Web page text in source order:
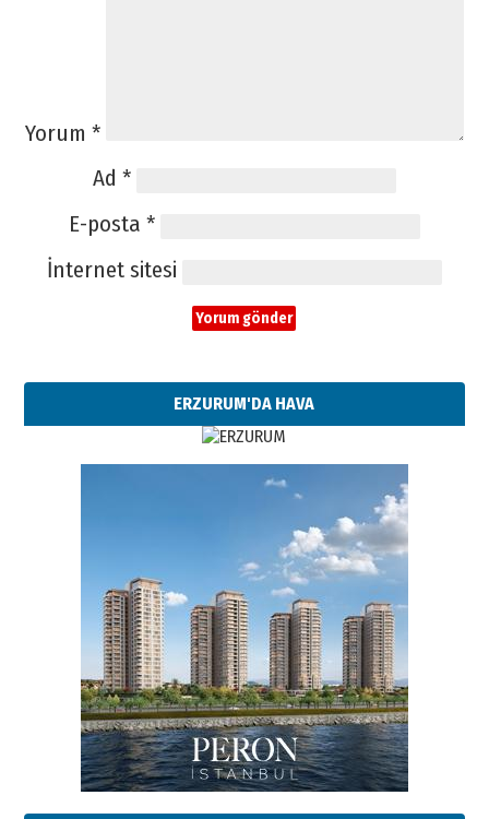
Yorum *
Ad *
E-posta *
İnternet sitesi
ERZURUM'DA HAVA
Esat BİNDESEN
TRT’NİN BÖLGEYE AÇILAN SESİ
09 Ağustos 2026 Pazar
Kadir SABUNCUOĞLU
Erzurumspor’un köşe taşları
29 Haziran 2026 Pazartesi